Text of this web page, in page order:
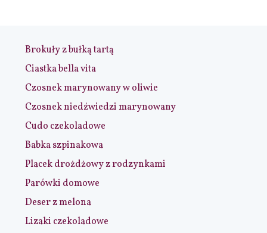
Brokuły z bułką tartą
Ciastka bella vita
Czosnek marynowany w oliwie
Czosnek niedźwiedzi marynowany
Cudo czekoladowe
Babka szpinakowa
Placek drożdżowy z rodzynkami
Parówki domowe
Deser z melona
Lizaki czekoladowe